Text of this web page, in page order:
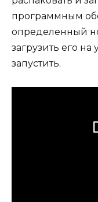
программным
определенный
загрузить его на
запустить.